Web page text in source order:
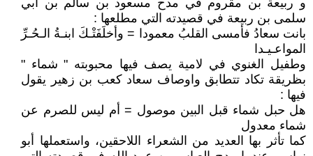
و ربيعة بن مقروم في مدح مسعود بن سالم بن أبي
سلمى بن ربيعة في قصيدته التي مطلعها :
بانت سعادُ فأمسى القلبُ معمودا = وأخلَفَتْـكَ ابنـةُ الـحُـرِّ
المواعـيـدا
وطفيل الغنوي في لامية يصف فيها محبوبته " شماء "
بظريقة تكاد تتطابق واوصاف سعاد كعب بن زهير يقول
فيها :
هل حبل شماء قبل البين موصول = أم ليس للصرم عن
شماء معدول
كما تأثر بها العديد من الشعراء اللاحقين، واستعملها أبو